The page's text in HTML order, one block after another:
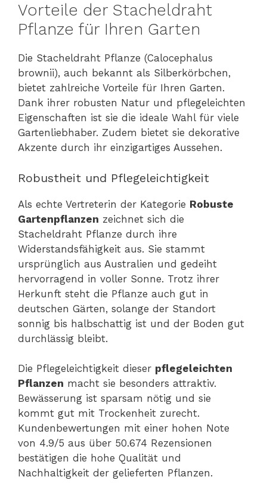
Vorteile der Stacheldraht
Pflanze für Ihren Garten
Die Stacheldraht Pflanze (Calocephalus
brownii), auch bekannt als Silberkörbchen,
bietet zahlreiche Vorteile für Ihren Garten.
Dank ihrer robusten Natur und pflegeleichten
Eigenschaften ist sie die ideale Wahl für viele
Gartenliebhaber. Zudem bietet sie dekorative
Akzente durch ihr einzigartiges Aussehen.
Robustheit und Pflegeleichtigkeit
Als echte Vertreterin der Kategorie Robuste
Gartenpflanzen zeichnet sich die
Stacheldraht Pflanze durch ihre
Widerstandsfähigkeit aus. Sie stammt
ursprünglich aus Australien und gedeiht
hervorragend in voller Sonne. Trotz ihrer
Herkunft steht die Pflanze auch gut in
deutschen Gärten, solange der Standort
sonnig bis halbschattig ist und der Boden gut
durchlässig bleibt.
Die Pflegeleichtigkeit dieser pflegeleichten
Pflanzen macht sie besonders attraktiv.
Bewässerung ist sparsam nötig und sie
kommt gut mit Trockenheit zurecht.
Kundenbewertungen mit einer hohen Note
von 4.9/5 aus über 50.674 Rezensionen
bestätigen die hohe Qualität und
Nachhaltigkeit der gelieferten Pflanzen.